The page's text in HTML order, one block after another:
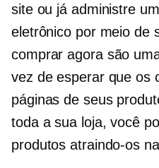
site ou já administre
eletrônico por meio de
comprar agora são
vez de esperar que os
páginas de seus
toda a sua loja, você
produtos atraindo-os